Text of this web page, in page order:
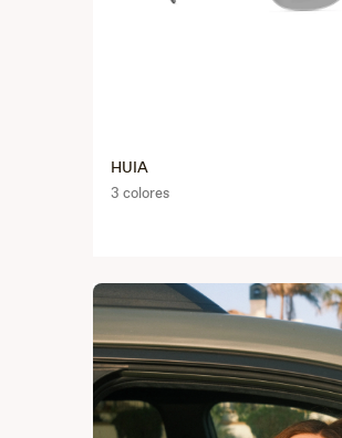
HUIA
3 colores